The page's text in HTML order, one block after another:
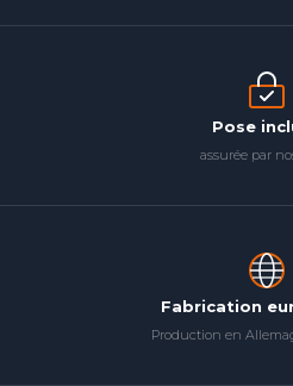
Pose
assurée par
Fabrication
Production en